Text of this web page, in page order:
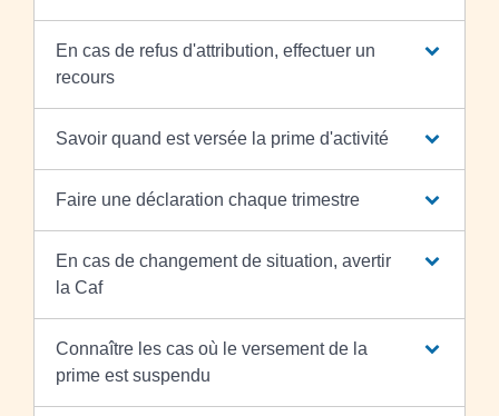
En cas de refus d'attribution, effectuer un
recours
Savoir quand est versée la prime d'activité
Faire une déclaration chaque trimestre
En cas de changement de situation, avertir
la Caf
Connaître les cas où le versement de la
prime est suspendu